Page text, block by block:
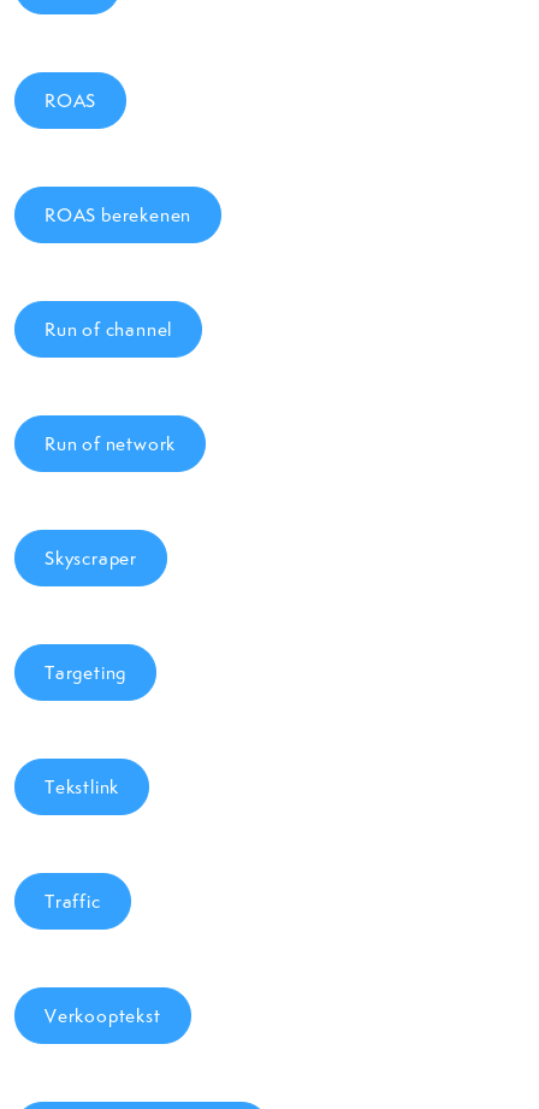
ROAS
ROAS berekenen
Run of channel
Run of network
Skyscraper
Targeting
Tekstlink
Traffic
Verkooptekst